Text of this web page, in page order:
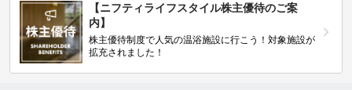
【ニフティライフスタイル株主優待のご案
内】
株主優待制度で人気の温浴施設に行こう！対象施設が
拡充されました！